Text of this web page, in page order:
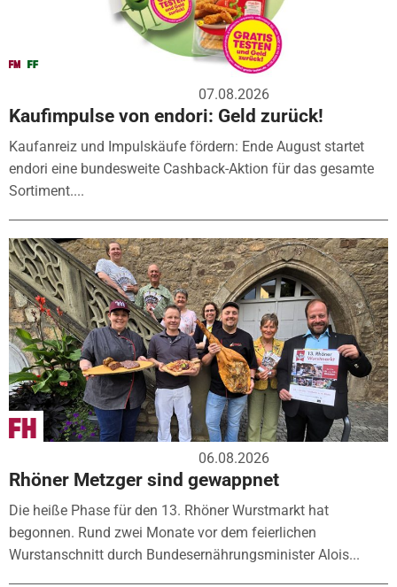
07.08.2026
Kaufimpulse von endori: Geld zurück!
Kaufanreiz und Impulskäufe fördern: Ende August startet
endori eine bundesweite Cashback-Aktion für das gesamte
Sortiment....
06.08.2026
Rhöner Metzger sind gewappnet
Die heiße Phase für den 13. Rhöner Wurstmarkt hat
begonnen. Rund zwei Monate vor dem feierlichen
Wurstanschnitt durch Bundesernährungsminister Alois...